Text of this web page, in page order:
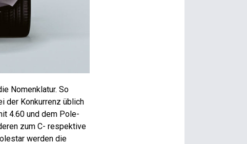
Nomenklatur. So
der Konkurrenz üblich
4.60 und dem Pole­
zum C- respektive
werden die